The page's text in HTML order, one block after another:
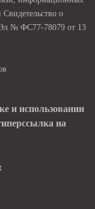
о
Эл № ФС77-78079 от 13
и использовании
на